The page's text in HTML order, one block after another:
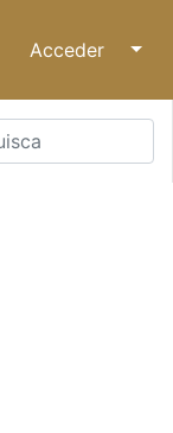
Acceder ↓